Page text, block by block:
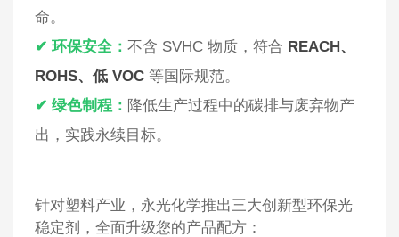
命。
✔ 环保安全： 不含 SVHC 物质，符合 REACH、
ROHS、低 VOC 等国际规范。
✔ 绿色制程： 降低生产过程中的碳排与废弃物产
出，实践永续目标。
针对塑料产业，永光化学推出三大创新型环保光
稳定剂，全面升级您的产品配方：